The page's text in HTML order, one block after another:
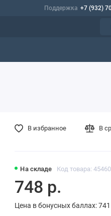
Поддержка +7 (932)
На складе Код товара:
748 р.
Цена в бонусных баллах: 741
В избранное В